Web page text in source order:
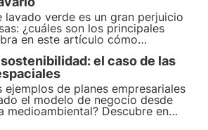
lavado verde es un gran perjuicio
¿cuáles son los principales
en este artículo cómo
su compromiso con la
más con Píldoras del
Digital de 3Bee para
la costa.
el caso de las
ejemplos de planes empresariales
el modelo de negocio desde
medioambiental? Descubre en
de la innovación en la